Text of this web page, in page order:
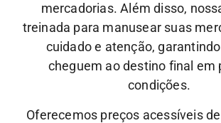
mercadorias.Além disso,
treinada para manusear suas
cuidado e atenção,
cheguem ao destino final em
condições.
Oferecemos preços acessíveis de